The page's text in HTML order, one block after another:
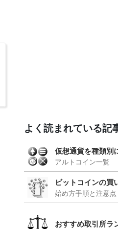
よく読まれている記
仮想通貨を種類別
アルトコイン一覧
ビットコインの買
始め方手順と注意点
おすすめ取引所ラ